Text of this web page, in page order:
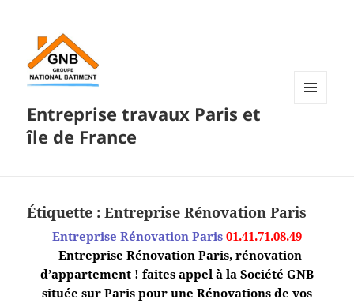
Entreprise travaux Paris et
île de France
Étiquette :Entreprise Rénovation Paris
Entreprise Rénovation Paris 01.41.71.08.49
Entreprise Rénovation Paris, rénovation
d’appartement ! faites appel à la Société GNB
située sur Paris pour une Rénovations de vos